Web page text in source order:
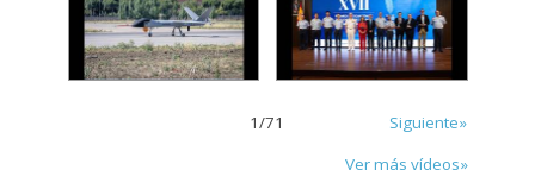
1/71
Siguiente»
Ver más vídeos»